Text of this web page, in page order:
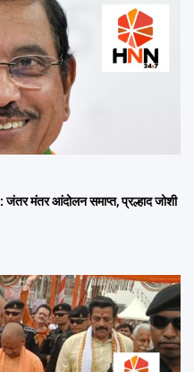
मंतर आंदोलन समाप्त, प्रल्हाद जोशी